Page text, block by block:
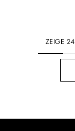
ZEIGE 24